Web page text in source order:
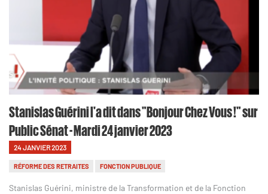
Stanislas Guérini l'a dit dans "Bonjour Chez Vous !" sur
Public Sénat - Mardi 24 janvier 2023
24 JANVIER 2023
RÉFORME DES RETRAITES FONCTION PUBLIQUE
Stanislas Guérini, ministre de la Transformation et de la Fonction